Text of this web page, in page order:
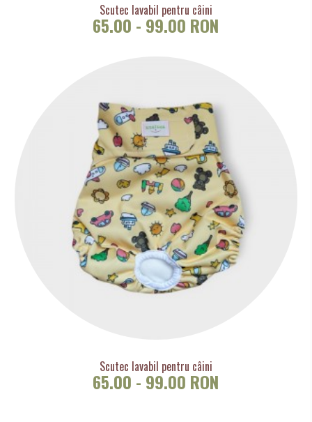
Scutec lavabil pentru câini
65.00 - 99.00 RON
Scutec lavabil pentru câini
65.00 - 99.00 RON